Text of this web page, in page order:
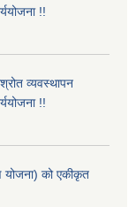
!!
व्यवस्थापन
!!
योजना) को एकीकृत